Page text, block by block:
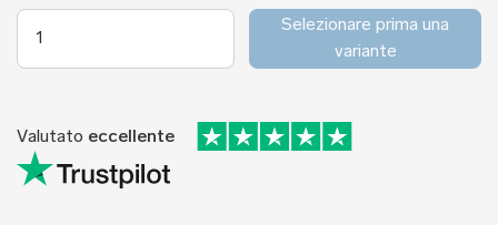
Selezionare prima una
variante
Valutato eccellente